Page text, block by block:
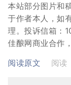
本站部分图片和
于作者本人，如
理。投诉信箱：
佳酿网商业合作
阅读原文
阅读